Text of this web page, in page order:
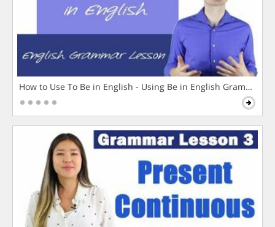
How to Use To Be in English - Using Be in English Grammar